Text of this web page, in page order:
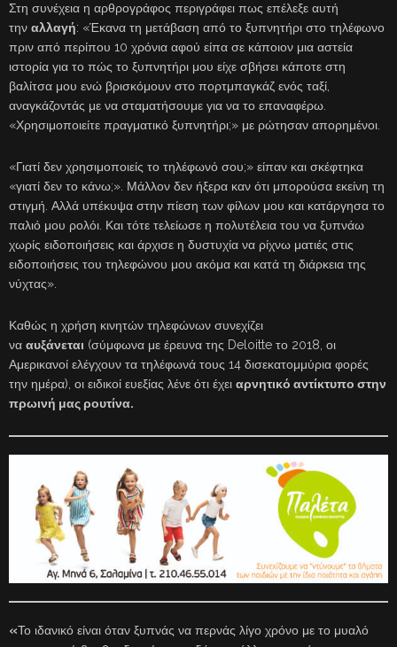
Στη συνέχεια η αρθρογράφος περιγράφει πως επέλεξε αυτή
την αλλαγή: «Έκανα τη μετάβαση από το ξυπνητήρι στο τηλέφωνο
πριν από περίπου 10 χρόνια αφού είπα σε κάποιον μια αστεία
ιστορία για το πώς το ξυπνητήρι μου είχε σβήσει κάποτε στη
βαλίτσα μου ενώ βρισκόμουν στο πορτμπαγκάζ ενός ταξί,
αναγκάζοντάς με να σταματήσουμε για να το επαναφέρω.
«Χρησιμοποιείτε πραγματικό ξυπνητήρι;» με ρώτησαν απορημένοι.
«Γιατί δεν χρησιμοποιείς το τηλέφωνό σου;» είπαν και σκέφτηκα
«γιατί δεν το κάνω;». Μάλλον δεν ήξερα καν ότι μπορούσα εκείνη τη
στιγμή. Αλλά υπέκυψα στην πίεση των φίλων μου και κατάργησα το
παλιό μου ρολόι. Και τότε τελείωσε η πολυτέλεια του να ξυπνάω
χωρίς ειδοποιήσεις και άρχισε η δυστυχία να ρίχνω ματιές στις
ειδοποιήσεις του τηλεφώνου μου ακόμα και κατά τη διάρκεια της
νύχτας».
Καθώς η χρήση κινητών τηλεφώνων συνεχίζει
να αυξάνεται (σύμφωνα με έρευνα της Deloitte το 2018, οι
Αμερικανοί ελέγχουν τα τηλέφωνά τους 14 δισεκατομμύρια φορές
την ημέρα), οι ειδικοί ευεξίας λένε ότι έχει αρνητικό αντίκτυπο στην
πρωινή μας ρουτίνα.
«Το ιδανικό είναι όταν ξυπνάς να περνάς λίγο χρόνο με το μυαλό